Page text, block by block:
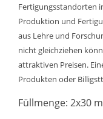
Fertigungsstandorten
Produktion und
aus Lehre und
nicht gleichziehen
attraktiven Preisen.
Produkten oder
Füllmenge: 2x30